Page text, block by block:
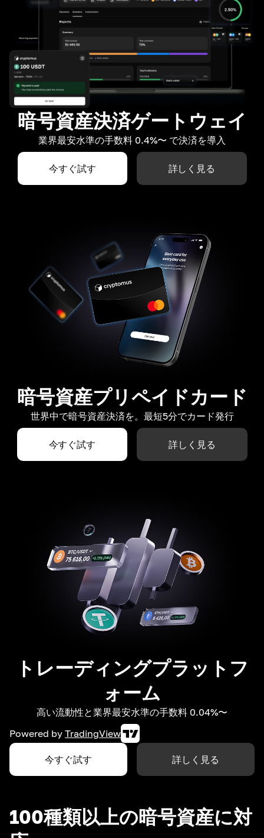
暗号資産決済ゲートウェイ
業界最安水準の手数料 0.4%〜 で決済を導入
今すぐ試す 詳しく見る
暗号資産プリペイドカード
世界中で暗号資産決済を。最短5分でカード発行
今すぐ試す 詳しく見る
トレーディングプラットフ
ォーム
高い流動性と業界最安水準の手数料 0.04%〜
Powered by TradingView
今すぐ試す 詳しく見る
100種類以上の暗号資産に対